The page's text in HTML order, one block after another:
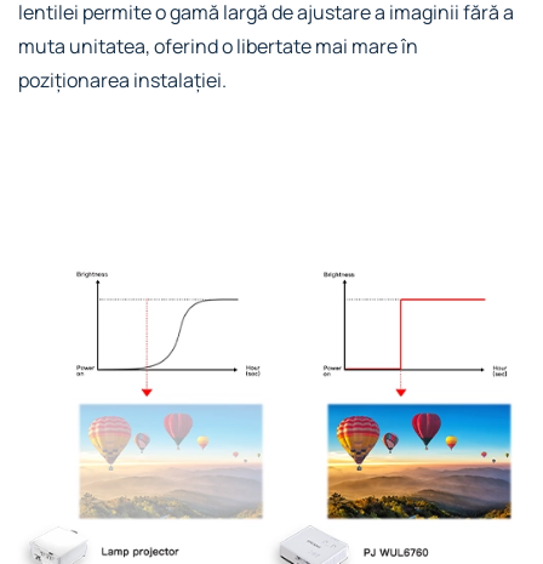
lentilei permite o gamă largă de ajustare a imaginii fără a
muta unitatea, oferind o libertate mai mare în
poziționarea instalației.